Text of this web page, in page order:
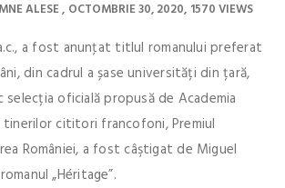
ALESE OCTOMBRIE 30, 2020 1570 VIEWS
a fost anunţat titlul romanului preferat
din cadrul a șase universități din țară,
oficială propusă de Academia
tinerilor cititori francofoni, Premiul
României, a fost câştigat de Miguel
„Héritage”.